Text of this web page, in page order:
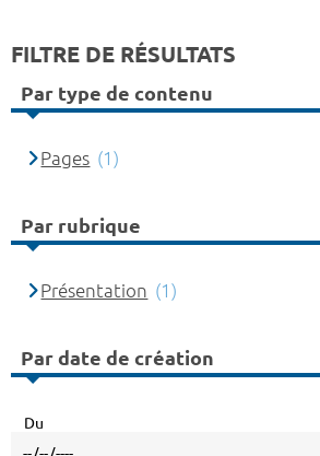
FILTRE DE RÉSULTATS
Par type de contenu
Pages (1)
Par rubrique
Présentation (1)
Par date de création
Du